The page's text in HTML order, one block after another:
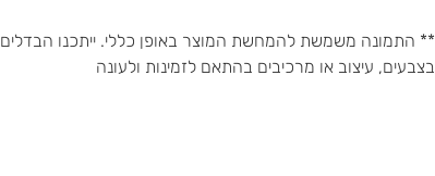
** התמונה משמשת להמחשת המוצר באופן כללי. ייתכנו הבדלים
בצבעים, עיצוב או מרכיבים בהתאם לזמינות ולעונה